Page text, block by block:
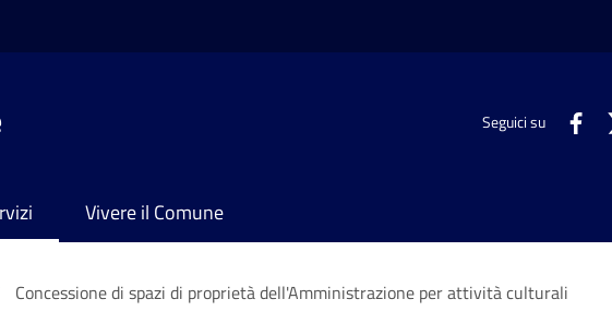
Seguici su
Vivere il Comune
Concessione di spazi di proprietà dell'Amministrazione per attività culturali